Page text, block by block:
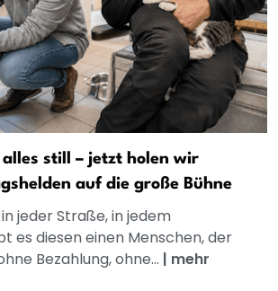
still – jetzt holen wir
auf die große Bühne
jeder Straße, in jedem
es diesen einen Menschen, der
Bezahlung, ohne... | mehr